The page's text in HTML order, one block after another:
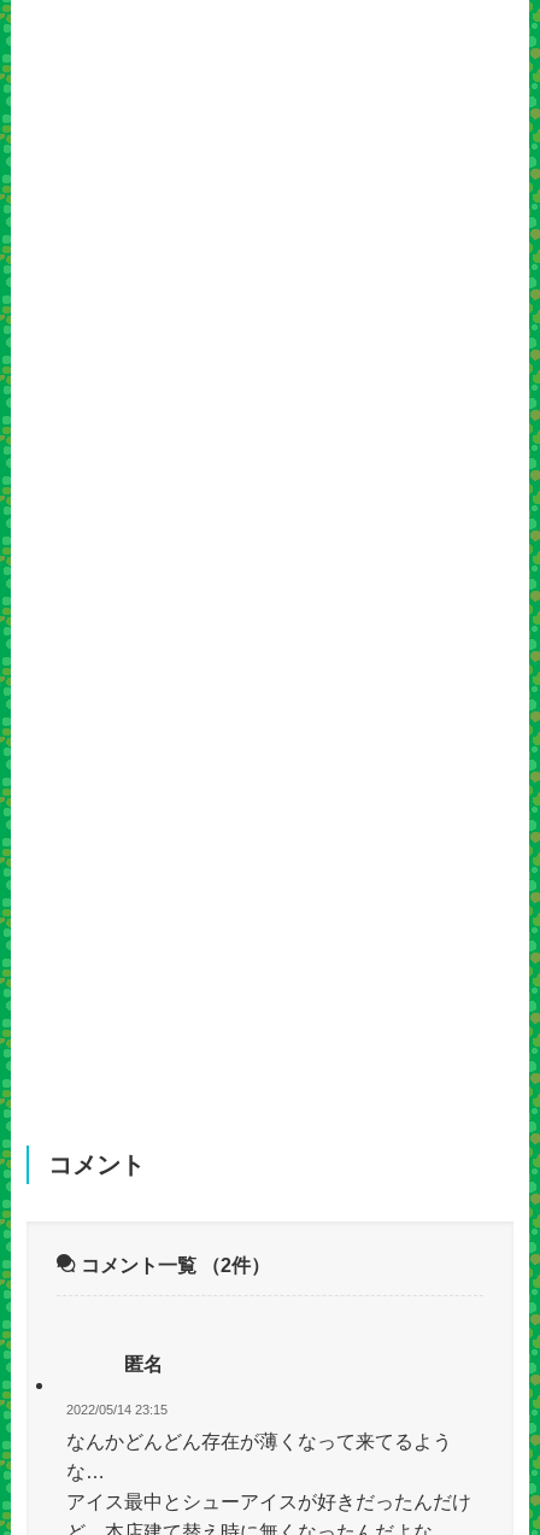
コメント
コメント一覧 （2件）
匿名
2022/05/14 23:15
なんかどんどん存在が薄くなって来てるよう
な…
アイス最中とシューアイスが好きだったんだけ